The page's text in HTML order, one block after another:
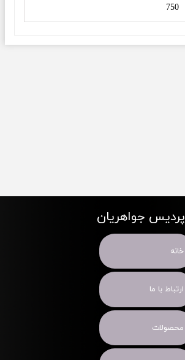
750
پردیس جواهریان
خانه
ارتباط با ما
محصولات